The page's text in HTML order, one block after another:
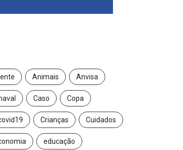
Animais Anvisa
Caso Copa
Crianças Cuidados
educação